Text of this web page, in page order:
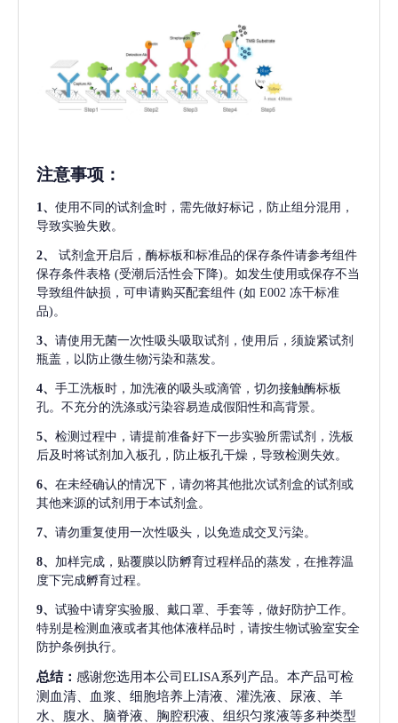
注意事项 ：
1、 使用不同的试剂盒时，需先做好标记，防止组分混用，
导致实验失败。
2、
试剂盒开启后，酶标板和标准品的保存条件请参考组件
保存条件表格 (受潮后活性会下降)。如发生使用或保存不当
导致组件缺损，可申请购买配套组件 (如 E002 冻干标准
品)。
3、 请使用无菌一次性吸头吸取试剂，使用后，须旋紧试剂
瓶盖，以防止微生物污染和蒸发。
4、 手工洗板时，加洗液的吸头或滴管，切勿接触酶标板
孔。不充分的洗涤或污染容易造成假阳性和高背景。
5、 检测过程中，请提前准备好下一步实验所需试剂，洗板
后及时将试剂加入板孔，防止板孔干燥，导致检测失效。
6、 在未经确认的情况下，请勿将其他批次试剂盒的试剂或
其他来源的试剂用于本试剂盒。
7、 请勿重复使用一次性吸头，以免造成交叉污染。
8、 加样完成，贴覆膜以防孵育过程样品的蒸发，在推荐温
度下完成孵育过程。
9、 试验中请穿实验服、戴口罩、手套等，做好防护工作。
特别是检测血液或者其他体液样品时，请按生物试验室安全
防护条例执行。
总结： 感谢您选用本公司ELISA系列产品。本产品可检
测血清、血浆、细胞培养上清液、灌洗液、尿液、羊
水、腹水、脑脊液、胸腔积液、组织匀浆液等多种类型